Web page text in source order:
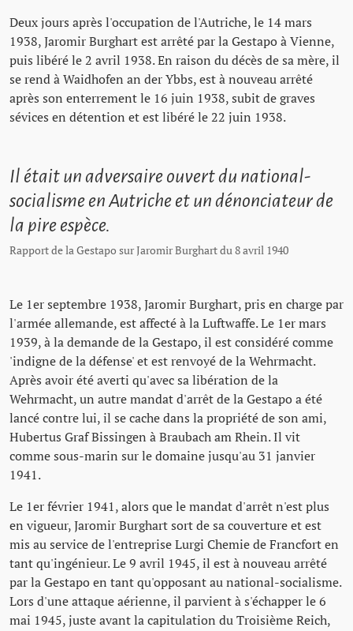
Deux jours après l'occupation de l'Autriche, le 14 mars
1938, Jaromir Burghart est arrêté par la Gestapo à Vienne,
puis libéré le 2 avril 1938. En raison du décès de sa mère, il
se rend à Waidhofen an der Ybbs, est à nouveau arrêté
après son enterrement le 16 juin 1938, subit de graves
sévices en détention et est libéré le 22 juin 1938.
Il était un adversaire ouvert du national-
socialisme en Autriche et un dénonciateur de
la pire espèce.
Rapport de la Gestapo sur Jaromir Burghart du 8 avril 1940
Le 1er septembre 1938, Jaromir Burghart, pris en charge par
l'armée allemande, est affecté à la Luftwaffe. Le 1er mars
1939, à la demande de la Gestapo, il est considéré comme
'indigne de la défense' et est renvoyé de la Wehrmacht.
Après avoir été averti qu'avec sa libération de la
Wehrmacht, un autre mandat d'arrêt de la Gestapo a été
lancé contre lui, il se cache dans la propriété de son ami,
Hubertus Graf Bissingen à Braubach am Rhein. Il vit
comme sous-marin sur le domaine jusqu'au 31 janvier
1941.
Le 1er février 1941, alors que le mandat d'arrêt n'est plus
en vigueur, Jaromir Burghart sort de sa couverture et est
mis au service de l'entreprise Lurgi Chemie de Francfort en
tant qu'ingénieur. Le 9 avril 1945, il est à nouveau arrêté
par la Gestapo en tant qu'opposant au national-socialisme.
Lors d'une attaque aérienne, il parvient à s'échapper le 6
mai 1945, juste avant la capitulation du Troisième Reich,